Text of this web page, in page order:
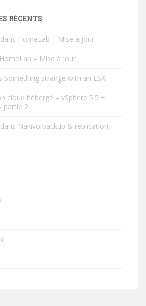
RÉCENTS
dans HomeLab – Mise à jour
HomeLab – Mise à jour
Something strange with an ESXi
cloud hébergé – vSphere 5.5 +
partie 2
dans Nakivo backup & replication,